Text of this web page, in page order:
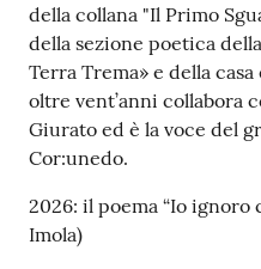
della collana "Il Primo
della sezione poetica
Terra Trema» e della
oltre vent’anni collabora
Giurato ed è la voce del
Cor:unedo.
2026: il poema “Io ignoro
Imola)